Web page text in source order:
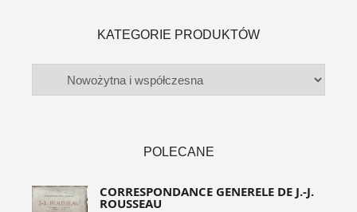
KATEGORIE PRODUKTÓW
POLECANE
CORRESPONDANCE GENERELE DE J.-J.
ROUSSEAU